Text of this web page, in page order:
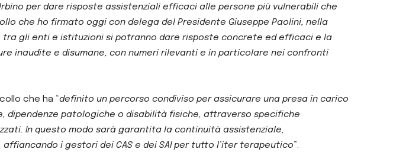
per dare risposte assistenziali efficaci alle persone più vulnerabili che
che ho firmato oggi con delega del Presidente Giuseppe Paolini, nella
gli enti e istituzioni si potranno dare risposte concrete ed efficaci e la
inaudite e disumane, con numeri rilevanti e in particolare nei confronti
che ha “definito un percorso condiviso per assicurare una presa in carico
patologiche o disabilità fisiche, attraverso specifiche
In questo modo sarà garantita la continuità assistenziale,
i gestori dei CAS e dei SAI per tutto l’iter terapeutico”.